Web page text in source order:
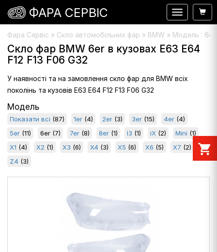
Фара Сервіс » Скло автомобільних фар » BMW » Модель : 6er
Скло фар BMW 6er в кузовах E63 E64
F12 F13 F06 G32
У наявності та на замовлення скло фар для BMW всіх
поколінь та кузовів E63 E64 F12 F13 F06 G32
Модель
Показати всі (87) 1er (4) 2er (3) 3er (15) 4er (4)
5er (11) 6er (7) 7er (8) 8er (1) I3 (1) iX (2) Mini (1)
X1 (4) X2 (1) X3 (6) X4 (3) X5 (6) X6 (5) X7 (2)
Z4 (3)
Навигация
ФАРА СЕРВІС
shopping_cart